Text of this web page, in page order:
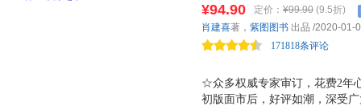
图版。权威专家、5位编辑耗时
正气，免疫力自然增强，不怕
☆众多权威专家审订，花费2年
初版面市后，好评如潮，深受
¥94.90 定价： ¥99.90 (9.5折)
171818条评论
肖建喜著， 紫图图书 出品 /2020-01-